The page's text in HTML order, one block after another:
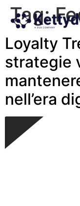
Tag:
Loyalty
strategie
nell’era